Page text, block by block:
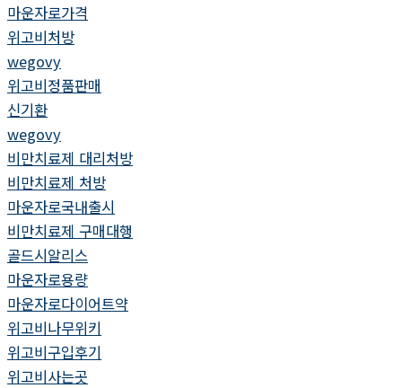
마운자로가격
위고비처방
wegovy
위고비정품판매
신기환
wegovy
비만치료제 대리처방
비만치료제 처방
마운자로국내출시
비만치료제 구매대행
골드시알리스
마운자로용량
마운자로다이어트약
위고비나무위키
위고비구입후기
위고비사는곳